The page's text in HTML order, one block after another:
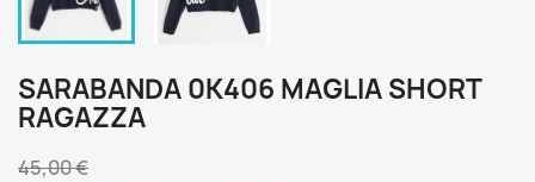
SARABANDA 0K406 MAGLIA SHORT
RAGAZZA
45,00 €